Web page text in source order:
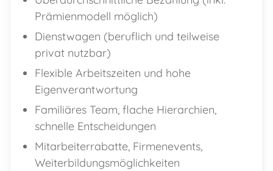
FAST
Prämienmodell möglich)
Dienstwagen (beruflich und teilweise
privat nutzbar)
Flexible Arbeitszeiten und hohe
Eigenverantwortung
Familiäres Team, flache Hierarchien,
schnelle Entscheidungen
Mitarbeiterrabatte, Firmenevents,
Weiterbildungsmöglichkeiten